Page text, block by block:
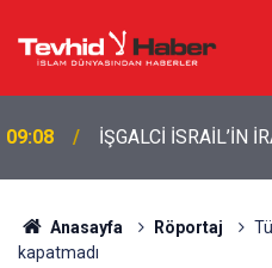
09:08 İŞGALCİ İSRAİL’İN
Anasayfa Röportaj
kapatmadı